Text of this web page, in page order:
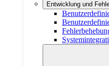
Entwicklung und